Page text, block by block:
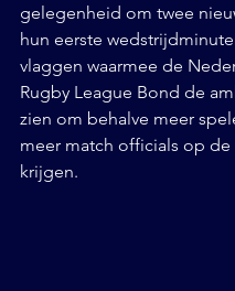
gelegenheid om twee
hun eerste
vlaggen waarmee de
Rugby League Bond de
zien om behalve meer
meer match officials op de
krijgen.